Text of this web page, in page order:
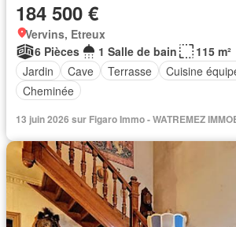
184 500 €
Vervins, Etreux
6 Pièces
1 Salle de bain
115 m²
Jardin
Cave Terrasse Cuisine
Cheminée
13 juin 2026 sur Figaro Immo - WATREMEZ